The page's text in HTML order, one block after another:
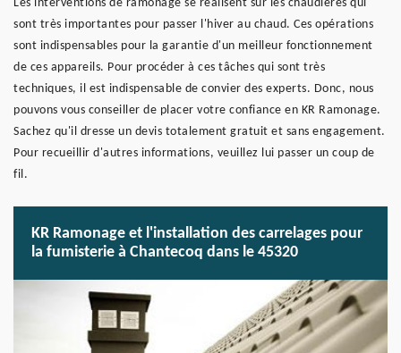
Les interventions de ramonage se réalisent sur les chaudières qui
sont très importantes pour passer l'hiver au chaud. Ces opérations
sont indispensables pour la garantie d'un meilleur fonctionnement
de ces appareils. Pour procéder à ces tâches qui sont très
techniques, il est indispensable de convier des experts. Donc, nous
pouvons vous conseiller de placer votre confiance en KR Ramonage.
Sachez qu'il dresse un devis totalement gratuit et sans engagement.
Pour recueillir d'autres informations, veuillez lui passer un coup de
fil.
KR Ramonage et l'installation des carrelages pour
la fumisterie à Chantecoq dans le 45320